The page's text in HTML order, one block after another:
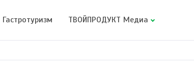
Гастротуризм ТВОЙПРОДУКТ Медиа